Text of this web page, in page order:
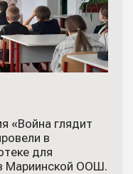
«Война глядит
в
для
Мариинской ООШ.